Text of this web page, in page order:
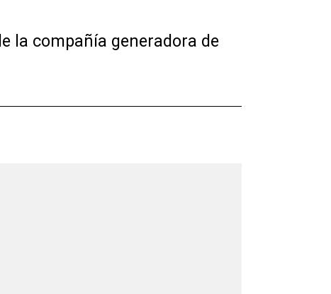
la compañía generadora de